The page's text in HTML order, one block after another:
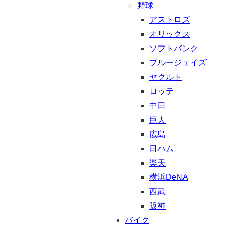
野球
アストロズ
オリックス
ソフトバンク
ブルージェイズ
ヤクルト
ロッテ
中日
巨人
広島
日ハム
楽天
横浜DeNA
西武
阪神
バイク